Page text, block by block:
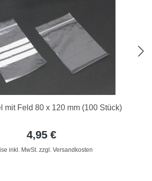
mit Feld 80 x 120 mm (100 Stück)
4,95 €
inkl. MwSt. zzgl. Versandkosten